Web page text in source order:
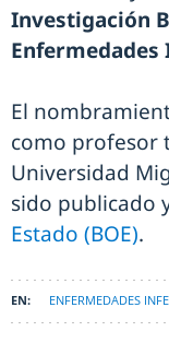
Investigación
Enfermedades
El
como profesor
Universidad
sido publicado
Estado (BOE).
ENFERMEDADES